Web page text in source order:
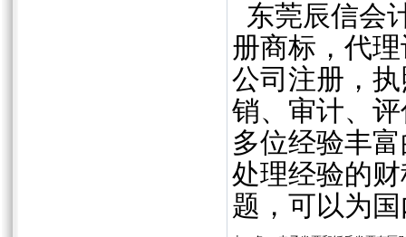
东莞辰信会
册商标，代
公司注册，
销、审计、
多位经验丰
处理经验的
题，可以为